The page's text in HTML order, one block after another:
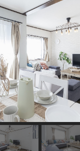
づく表記